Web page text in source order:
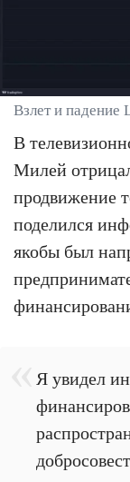
Взлет и падение
В
Милей
продвижение
поделился
якобы был
Я увидел